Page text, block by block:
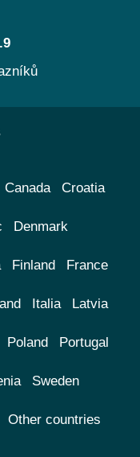
Canada Croatia
Denmark
Finland France
Italia Latvia
Poland Portugal
Sweden
Other countries